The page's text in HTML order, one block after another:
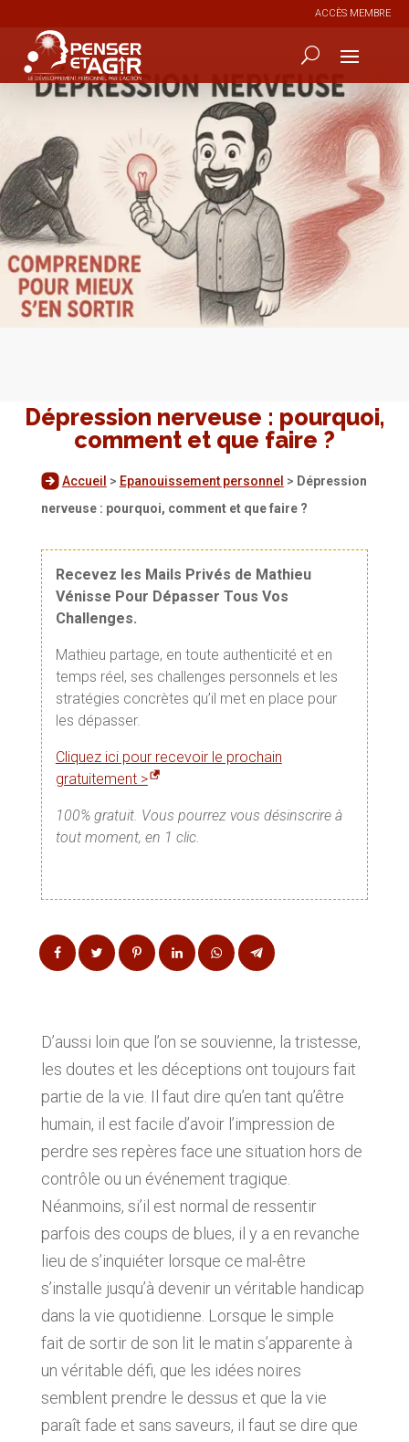
ACCÈS MEMBRE
Dépression nerveuse : pourquoi,
comment et que faire ?
Accueil > Epanouissement personnel > Dépression
nerveuse : pourquoi, comment et que faire ?
Recevez les Mails Privés de Mathieu
Vénisse Pour Dépasser Tous Vos
Challenges.
Mathieu partage, en toute authenticité et en
temps réel, ses challenges personnels et les
stratégies concrètes qu’il met en place pour
les dépasser.
Cliquez ici pour recevoir le prochain
gratuitement >
100% gratuit. Vous pourrez vous désinscrire à
tout moment, en 1 clic.
D’aussi loin que l’on se souvienne, la tristesse,
les doutes et les déceptions ont toujours fait
partie de la vie. Il faut dire qu’en tant qu’être
humain, il est facile d’avoir l’impression de
perdre ses repères face une situation hors de
contrôle ou un événement tragique.
Néanmoins, si’il est normal de ressentir
parfois des coups de blues, il y a en revanche
lieu de s’inquiéter lorsque ce mal-être
s’installe jusqu’à devenir un véritable handicap
dans la vie quotidienne. Lorsque le simple
fait de sortir de son lit le matin s’apparente à
un véritable défi, que les idées noires
semblent prendre le dessus et que la vie
paraît fade et sans saveurs, il faut se dire que